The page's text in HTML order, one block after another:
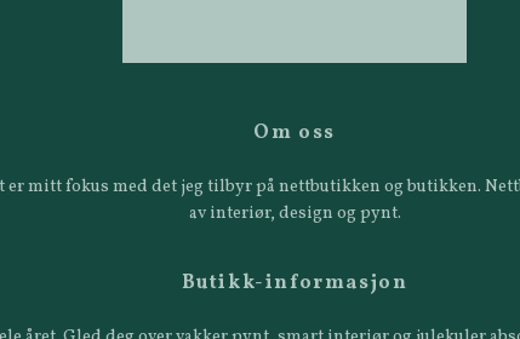
Om oss
mitt fokus med det jeg tilbyr på nettbutikken og butikken.
av interiør, design og pynt.
Butikk-informasjon